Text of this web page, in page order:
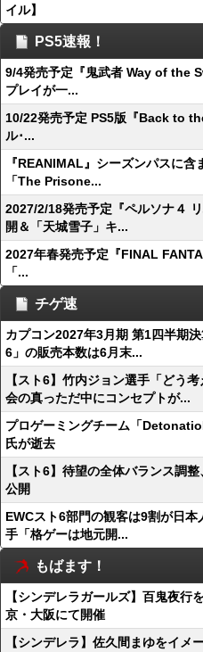
イル】
PS5速報！
9/4発売予定『鬼武者 Way of the
プレイが一...
10/22発売予定 PS5版『Back to
ル･...
『REANIMAL』シーズンパスに
「The Prisone...
2027/2/18発売予定『ペルソナ４
開＆「天城雪子」キ...
2027年春発売予定『FINAL
「...
チゲ速
カプコン2027年3月期 第1四半期
6」の販売本数は6月末...
【スト6】竹内ジョン選手「どう
会の真っただ中にコンセプトが...
プロゲーミングチーム「
氏が逝去
【スト6】待望の全体バランス調
公開
EWCスト6部門の観客は9割が日
手「格ゲーは地元開...
もばます！
【シンデレラガールズ】百鬼夜行
京・大阪にて開催
【シンデレラ】佐久間まゆをイメ